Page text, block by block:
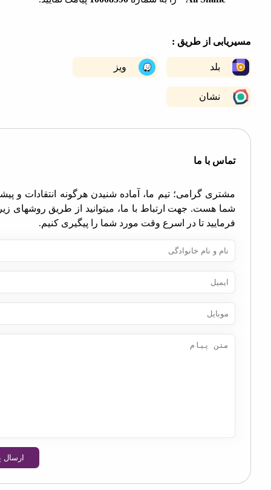
از طریق :
ویز
نشان
با ما
گرامی؛ تیم ما، آماده شنیدن هرگونه انتقادات و پیشنهادات
هست. جهت ارتباط با ما، میتوانید از طریق روشهای زیر اقدام
تا در اسرع وقت مورد شما را پیگیری کنیم.